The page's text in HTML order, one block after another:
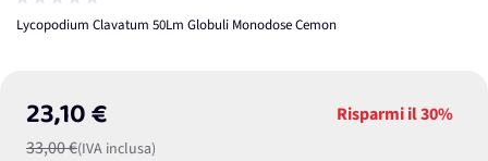
Lycopodium Clavatum 50Lm Globuli Monodose Cemon
23,10 €
33,00 €(IVA inclusa)
Risparmi il30%